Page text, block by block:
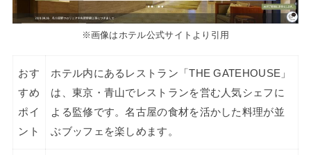
※画像はホテル公式サイトより引用
おす
すめ
ポイ
ント
ホテル内にあるレストラン「THE GATEHOUSE」
は、東京・青山でレストランを営む人気シェフに
よる監修です。名古屋の食材を活かした料理が並
ぶブッフェを楽しめます。